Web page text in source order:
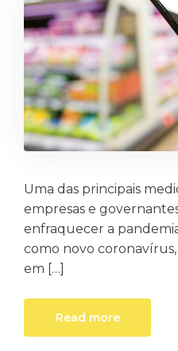
Uma das principais
empresas e
enfraquecer a
como novo
em […]
Read more